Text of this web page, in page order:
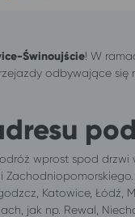
Świnoujście! W
odbywające się
wprost spod drzwi
Katowice, Łódź,
jak np. Rewal,